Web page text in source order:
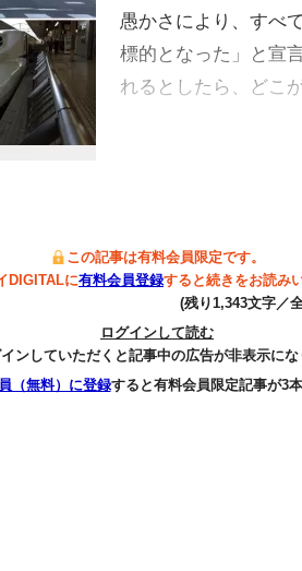
愚かさにより、すべ
標的となった」と宣
れるとしたら、どこ
この記事は有料会員限定です。
DIGITALに有料会員登録すると続きをお読み
(残り1,343文字／
ログインして読む
インしていただくと記事中の広告が非表示にな
（無料）に登録すると有料会員限定記事が3